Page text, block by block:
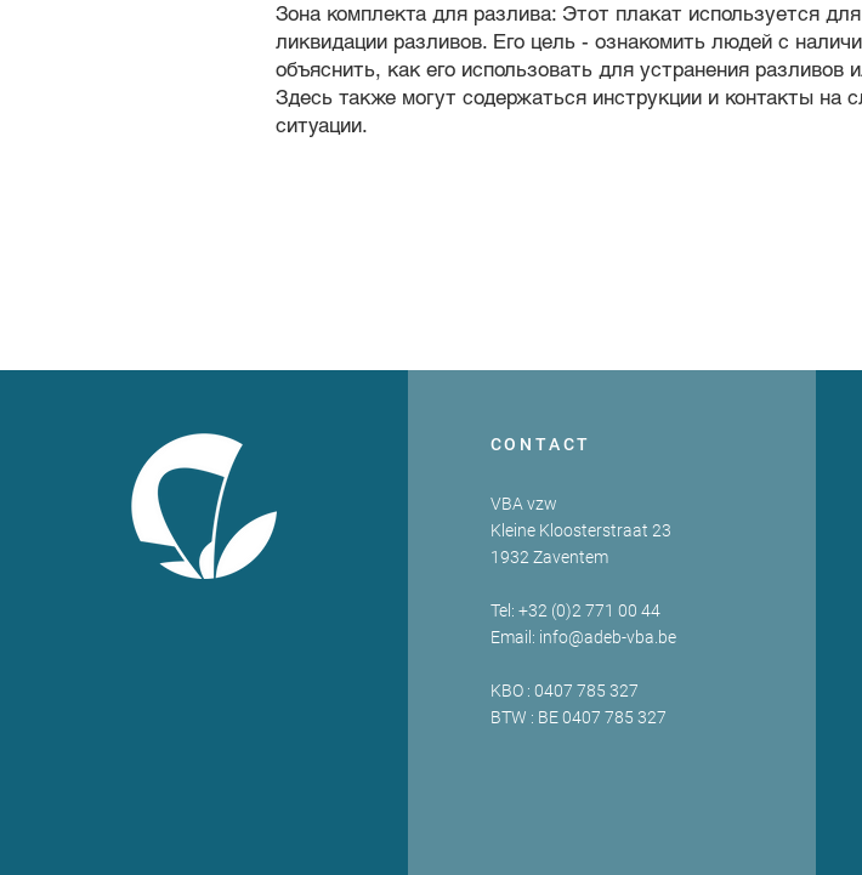
Зона комплекта для разлива: Этот плакат используется
ликвидации разливов. Его цель - ознакомить людей с
объяснить, как его использовать для устранения
Здесь также могут содержаться инструкции и контакты на
ситуации.
CONTACT
VBA vzw
Kleine Kloosterstraat 23
1932 Zaventem
Tel: +32 (0)2 771 00 44
Email: info@adeb-vba.be
KBO : 0407 785 327
BTW : BE 0407 785 327